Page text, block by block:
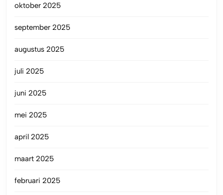
oktober 2025
september 2025
augustus 2025
juli 2025
juni 2025
mei 2025
april 2025
maart 2025
februari 2025